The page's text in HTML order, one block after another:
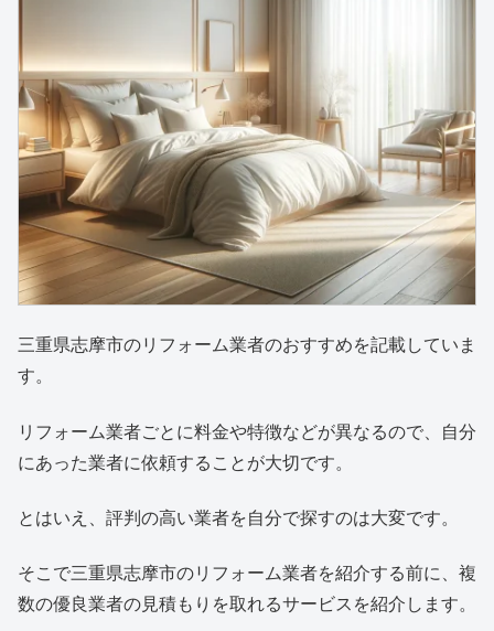
三重県志摩市のリフォーム業者のおすすめを記載していま
す。
リフォーム業者ごとに料金や特徴などが異なるので、自分
にあった業者に依頼することが大切です。
とはいえ、評判の高い業者を自分で探すのは大変です。
そこで三重県志摩市のリフォーム業者を紹介する前に、複
数の優良業者の見積もりを取れるサービスを紹介します。